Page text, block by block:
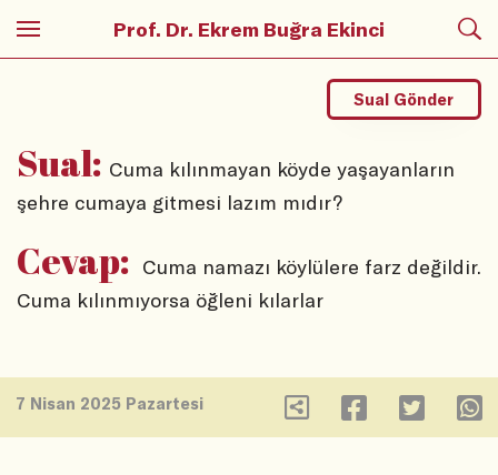
Prof. Dr. Ekrem Buğra Ekinci
Sual: Cuma kılınmayan köyde yaşayanların
şehre cumaya gitmesi lazım mıdır?
Sual Gönder
Cevap: Cuma namazı köylülere farz değildir.
Cuma kılınmıyorsa öğleni kılarlar
7 Nisan 2025 Pazartesi